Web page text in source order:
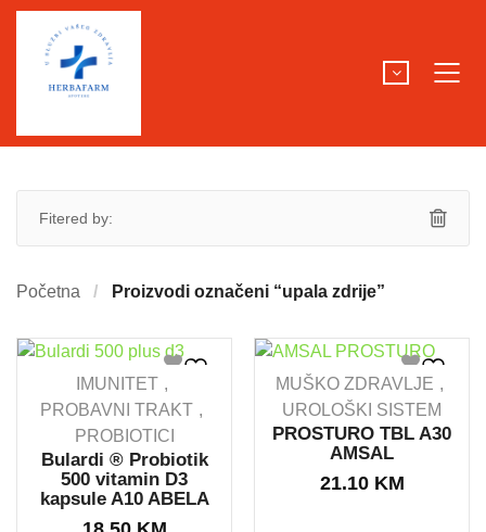
Fitered by:
Početna Proizvodi označeni “upala zdrije”
IMUNITET
PROBAVNI TRAKT
PROBIOTICI
Bulardi ® Probiotik
500 vitamin D3
kapsule A10 ABELA
MUŠKO ZDRAVLJE
UROLOŠKI SISTEM
PROSTURO TBL A30
AMSAL
21.10 KM